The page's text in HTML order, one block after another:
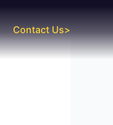
Contact Us>